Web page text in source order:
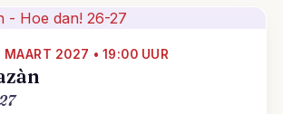
MAART 2027 • 19:00 UUR